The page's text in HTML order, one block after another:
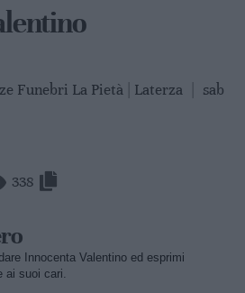
Funebri La Pietà | Laterza sab
338
Innocenta Valentino ed esprimi
ai suoi cari.